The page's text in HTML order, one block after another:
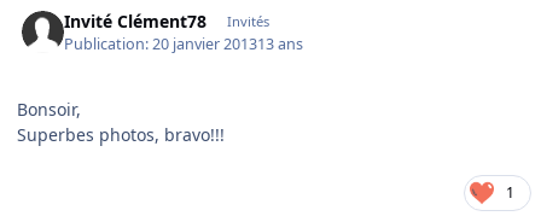
Invité Clément78 Invités
Publication:20 janvier 201313 ans
Bonsoir,
Superbes photos, bravo!!!
1